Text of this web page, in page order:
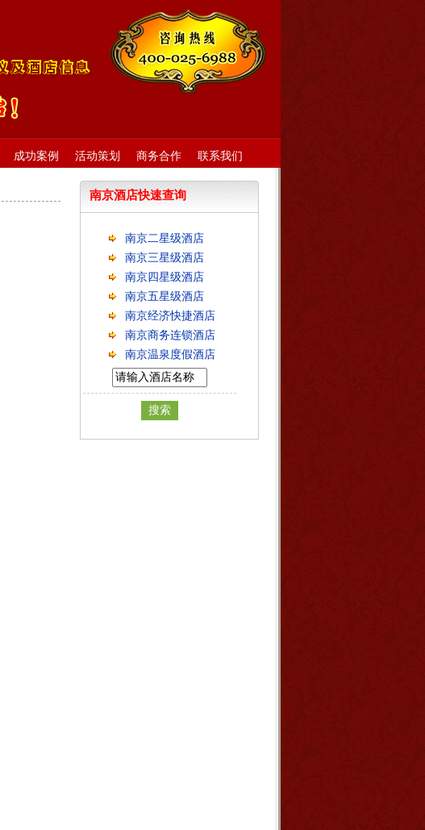
成功案例 活动策划 商务合作 联系我们
南京酒店快速查询
南京二星级酒店
南京三星级酒店
南京四星级酒店
南京五星级酒店
南京经济快捷酒店
南京商务连锁酒店
南京温泉度假酒店